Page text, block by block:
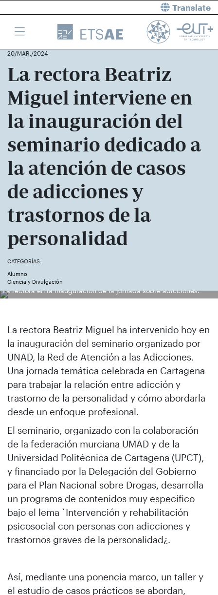
Translate
20/MAR./2024
La rectora Beatriz
Miguel interviene en
la inauguración del
seminario dedicado a
la atención de casos
de adicciones y
trastornos de la
personalidad
CATEGORÍAS:
Alumno
Ciencia y Divulgación
La rectora en la inauguración de la jornada sobre adicciones.
La rectora Beatriz Miguel ha intervenido hoy en
la inauguración del seminario organizado por
UNAD, la Red de Atención a las Adicciones.
Una jornada temática celebrada en Cartagena
para trabajar la relación entre adicción y
trastorno de la personalidad y cómo abordarla
desde un enfoque profesional.
El seminario, organizado con la colaboración
de la federación murciana UMAD y de la
Universidad Politécnica de Cartagena (UPCT),
y financiado por la Delegación del Gobierno
para el Plan Nacional sobre Drogas, desarrolla
un programa de contenidos muy específico
bajo el lema `Intervención y rehabilitación
psicosocial con personas con adicciones y
trastornos graves de la personalidad¿.
Así, mediante una ponencia marco, un taller y
el estudio de casos prácticos se abordan,